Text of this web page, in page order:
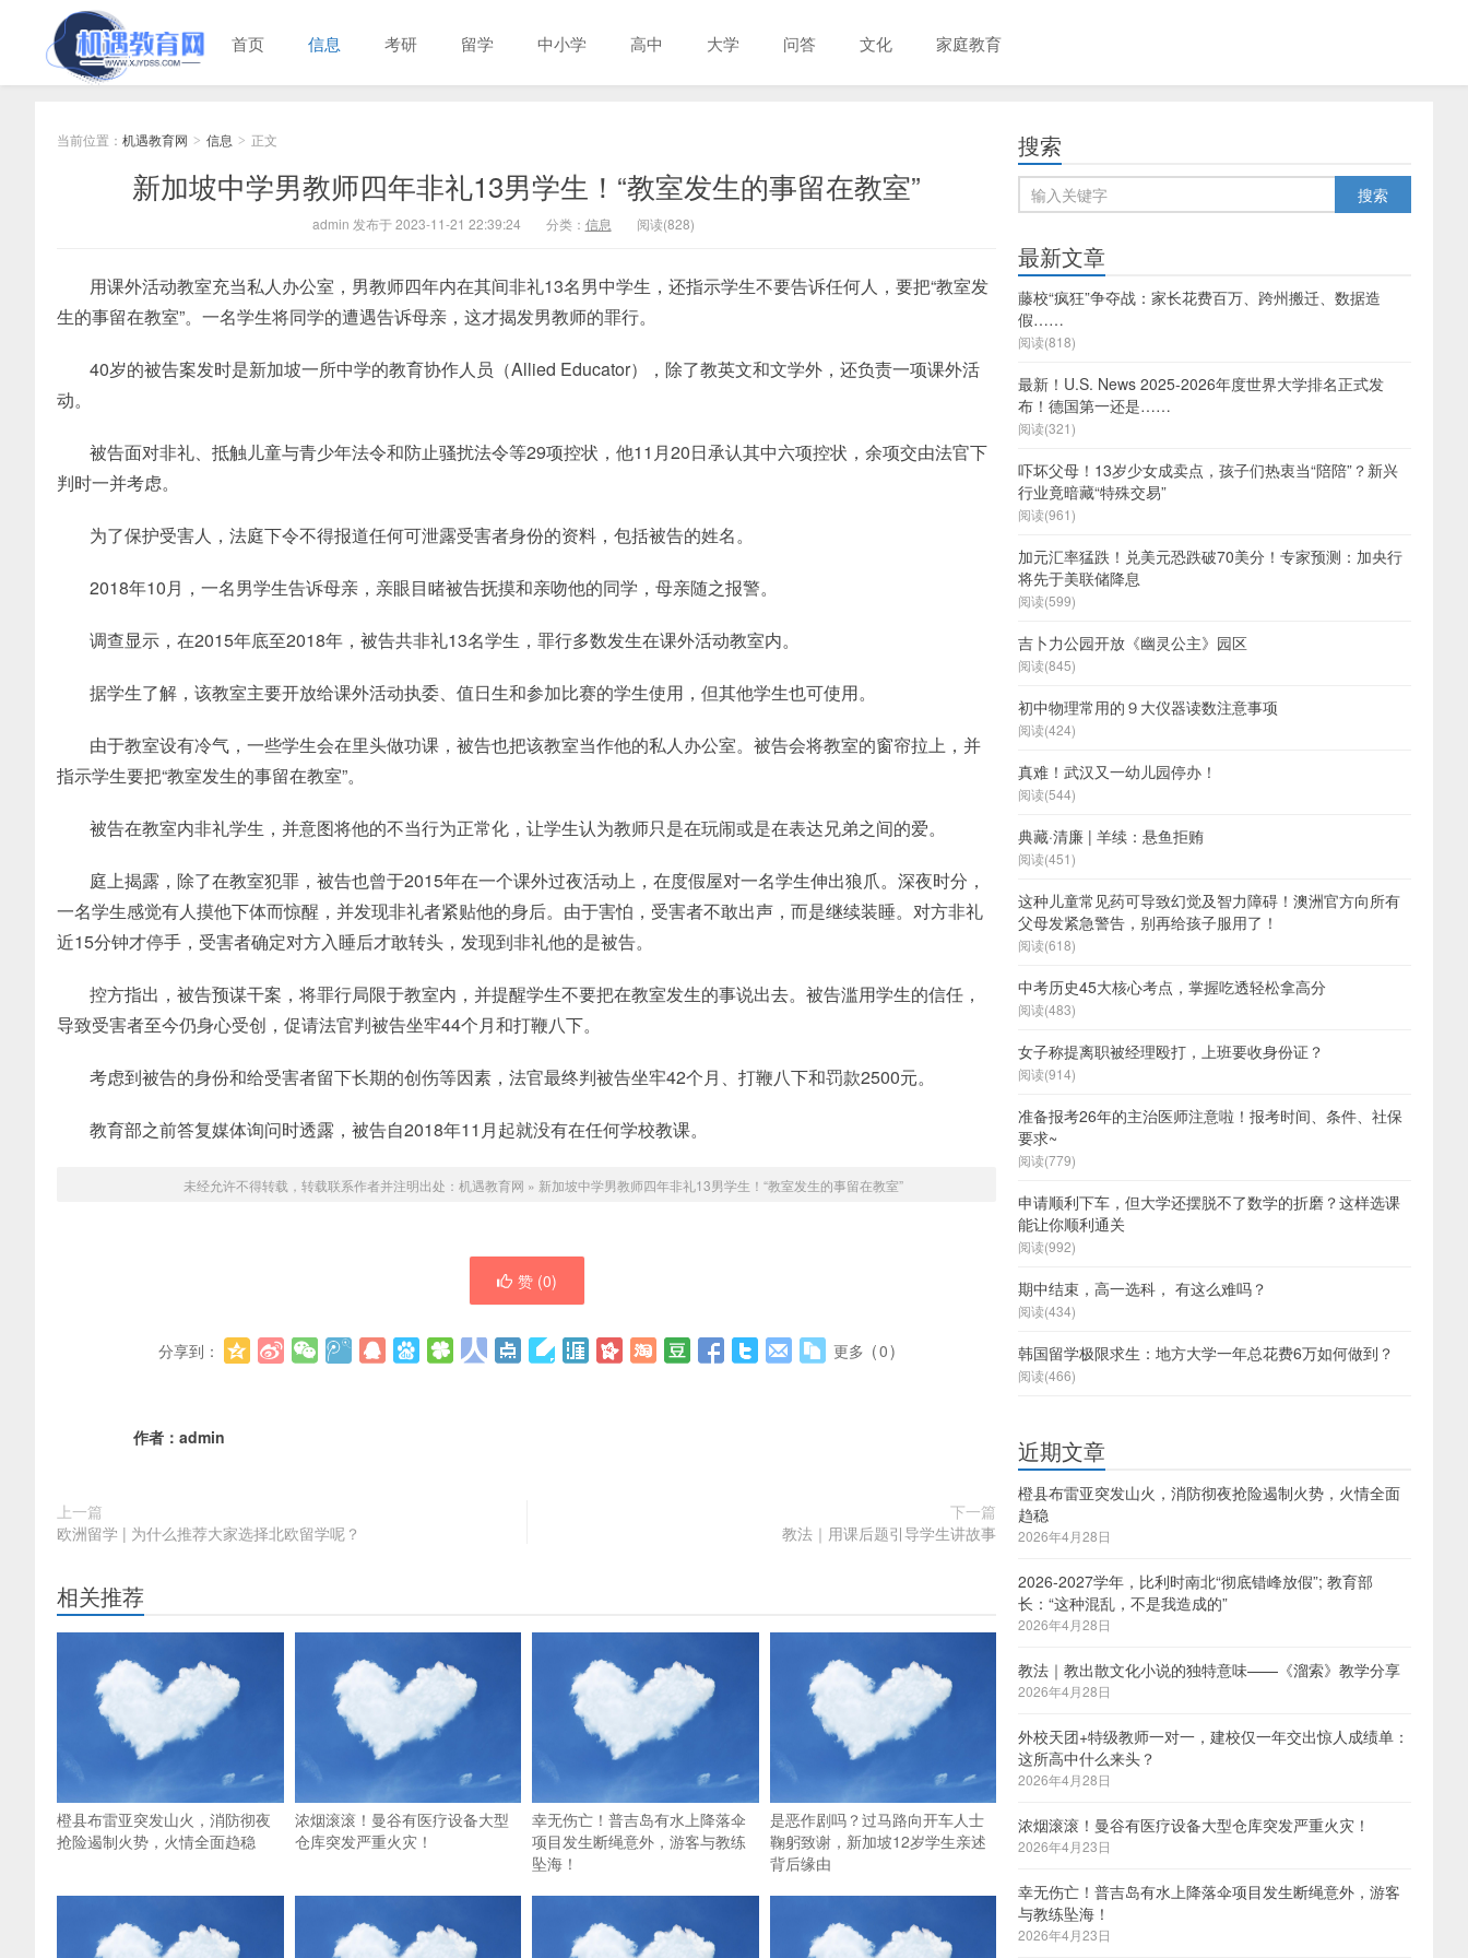
首页 信息 考研 留学 中小学 高中 大学 问答 文化 家庭教育
当前位置： 机遇教育网 > 信息 > 正文
新加坡中学男教师四年非礼13男学生！“教室发生的事留在教室”
admin 发布于 2023-11-21 22:39:24 分类： 信息 阅读(828)
用课外活动教室充当私人办公室，男教师四年内在其间非礼13名男中学生，还指示学生不要告诉任何人，要把“教室发
生的事留在教室”。一名学生将同学的遭遇告诉母亲，这才揭发男教师的罪行。
40岁的被告案发时是新加坡一所中学的教育协作人员（Allied Educator），除了教英文和文学外，还负责一项课外活
动。
被告面对非礼、抵触儿童与青少年法令和防止骚扰法令等29项控状，他11月20日承认其中六项控状，余项交由法官下
判时一并考虑。
为了保护受害人，法庭下令不得报道任何可泄露受害者身份的资料，包括被告的姓名。
2018年10月，一名男学生告诉母亲，亲眼目睹被告抚摸和亲吻他的同学，母亲随之报警。
调查显示，在2015年底至2018年，被告共非礼13名学生，罪行多数发生在课外活动教室内。
据学生了解，该教室主要开放给课外活动执委、值日生和参加比赛的学生使用，但其他学生也可使用。
由于教室设有冷气，一些学生会在里头做功课，被告也把该教室当作他的私人办公室。被告会将教室的窗帘拉上，并
指示学生要把“教室发生的事留在教室”。
被告在教室内非礼学生，并意图将他的不当行为正常化，让学生认为教师只是在玩闹或是在表达兄弟之间的爱。
庭上揭露，除了在教室犯罪，被告也曾于2015年在一个课外过夜活动上，在度假屋对一名学生伸出狼爪。深夜时分，
一名学生感觉有人摸他下体而惊醒，并发现非礼者紧贴他的身后。由于害怕，受害者不敢出声，而是继续装睡。对方非礼
近15分钟才停手，受害者确定对方入睡后才敢转头，发现到非礼他的是被告。
控方指出，被告预谋干案，将罪行局限于教室内，并提醒学生不要把在教室发生的事说出去。被告滥用学生的信任，
导致受害者至今仍身心受创，促请法官判被告坐牢44个月和打鞭八下。
考虑到被告的身份和给受害者留下长期的创伤等因素，法官最终判被告坐牢42个月、打鞭八下和罚款2500元。
教育部之前答复媒体询问时透露，被告自2018年11月起就没有在任何学校教课。
未经允许不得转载，转载联系作者并注明出处： 机遇教育网 » 新加坡中学男教师四年非礼13男学生！“教室发生的事留在教室”
赞 (0)
分享到： 更多 (0)
作者： admin
上一篇
欧洲留学 | 为什么推荐大家选择北欧留学呢？
下一篇
教法｜用课后题引导学生讲故事
相关推荐
橙县布雷亚突发山火，消防彻夜
抢险遏制火势，火情全面趋稳
浓烟滚滚！曼谷有医疗设备大型
仓库突发严重火灾！
幸无伤亡！普吉岛有水上降落伞
项目发生断绳意外，游客与教练
坠海！
是恶作剧吗？过马路向开车人士
鞠躬致谢，新加坡12岁学生亲述
背后缘由
搜索
最新文章
藤校“疯狂”争夺战：家长花费百万、跨州搬迁、数据造
假……
阅读(818)
最新！U.S. News 2025-2026年度世界大学排名正式发
布！德国第一还是……
阅读(321)
吓坏父母！13岁少女成卖点，孩子们热衷当“陪陪”？新兴
行业竟暗藏“特殊交易”
阅读(961)
加元汇率猛跌！兑美元恐跌破70美分！专家预测：加央行
将先于美联储降息
阅读(599)
吉卜力公园开放《幽灵公主》园区
阅读(845)
初中物理常用的９大仪器读数注意事项
阅读(424)
真难！武汉又一幼儿园停办！
阅读(544)
典藏·清廉 | 羊续：悬鱼拒贿
阅读(451)
这种儿童常见药可导致幻觉及智力障碍！澳洲官方向所有
父母发紧急警告，别再给孩子服用了！
阅读(618)
中考历史45大核心考点，掌握吃透轻松拿高分
阅读(483)
女子称提离职被经理殴打，上班要收身份证？
阅读(914)
准备报考26年的主治医师注意啦！报考时间、条件、社保
要求~
阅读(779)
申请顺利下车，但大学还摆脱不了数学的折磨？这样选课
能让你顺利通关
阅读(992)
期中结束，高一选科， 有这么难吗？
阅读(434)
韩国留学极限求生：地方大学一年总花费6万如何做到？
阅读(466)
近期文章
橙县布雷亚突发山火，消防彻夜抢险遏制火势，火情全面
趋稳
2026年4月28日
2026-2027学年，比利时南北“彻底错峰放假”; 教育部
长：“这种混乱，不是我造成的”
2026年4月28日
教法｜教出散文化小说的独特意味——《溜索》教学分享
2026年4月28日
外校天团+特级教师一对一，建校仅一年交出惊人成绩单：
这所高中什么来头？
2026年4月28日
浓烟滚滚！曼谷有医疗设备大型仓库突发严重火灾！
2026年4月23日
幸无伤亡！普吉岛有水上降落伞项目发生断绳意外，游客
与教练坠海！
2026年4月23日